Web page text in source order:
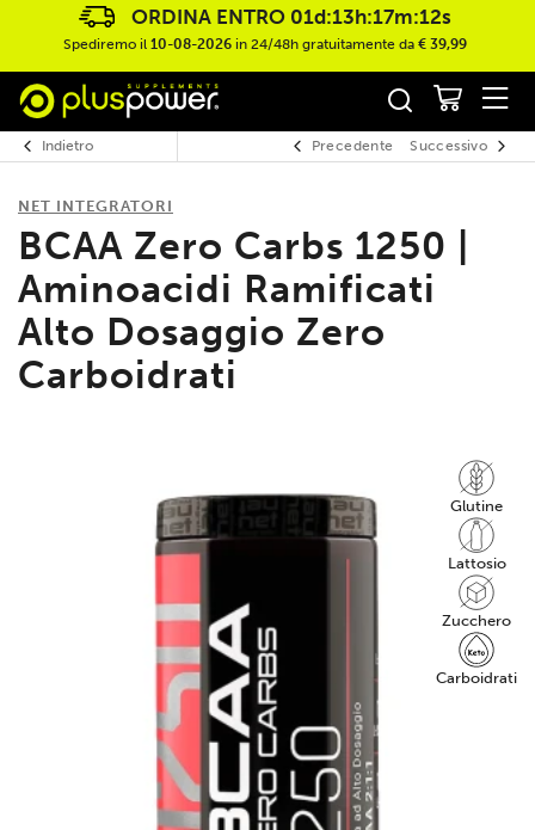
ORDINA ENTRO 01d:13h:17m:12s
Spediremo il 10-08-2026in 24/48h gratuitamente da € 39,99
Indietro Precedente Successivo
NET INTEGRATORI
BCAA Zero Carbs 1250 |
Aminoacidi Ramificati
Alto Dosaggio Zero
Carboidrati
Glutine
Lattosio
Zucchero
Carboidrati